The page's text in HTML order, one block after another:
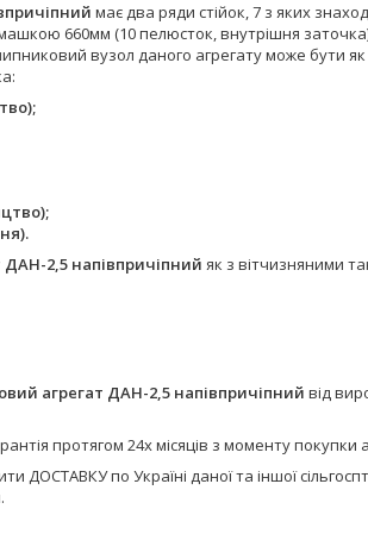
має два ряди стійок, 7 з яких
660мм (10 пелюсток, внутрішня
вузол даного агрегату може бути
ДАН-2,5 напівпричіпний як з вітчизняними
агрегат ДАН-2,5 напівпричіпний від
протягом 24х місяців з моменту
ДОСТАВКУ по Україні даної та іншої